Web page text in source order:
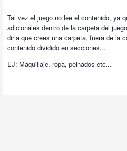
Tal vez el juego no lee el contenido, ya
adicionales dentro de la carpeta del
diria que crees una carpeta, fuera de la
contenido dividido en secciones...
EJ: Maquillaje, ropa, peinados etc...